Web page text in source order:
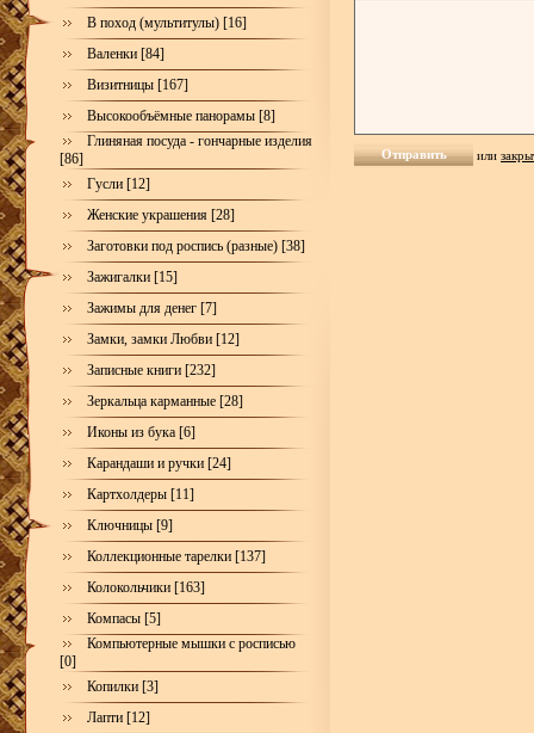
В поход (мультитулы) [16]
Валенки [84]
Визитницы [167]
Высокообъёмные панорамы [8]
Глиняная посуда - гончарные изделия
[86]
Гусли [12]
Женские украшения [28]
Заготовки под роспись (разные) [38]
Зажигалки [15]
Зажимы для денег [7]
Замки, замки Любви [12]
Записные книги [232]
Зеркальца карманные [28]
Иконы из бука [6]
Карандаши и ручки [24]
Картхолдеры [11]
Ключницы [9]
Коллекционные тарелки [137]
Колокольчики [163]
Компасы [5]
Компьютерные мышки с росписью
[0]
Копилки [3]
Лапти [12]
или